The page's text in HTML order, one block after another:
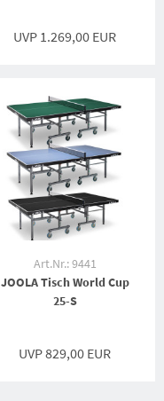
UVP 1.269,00 EUR
Art.Nr.: 9441
JOOLA Tisch World Cup
25-S
UVP 829,00 EUR